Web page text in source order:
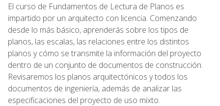
El curso de Fundamentos de Lectura de Planos es
impartido por un arquitecto con licencia. Comenzando
desde lo más básico, aprenderás sobre los tipos de
planos, las escalas, las relaciones entre los distintos
planos y cómo se transmite la información del proyecto
dentro de un conjunto de documentos de construcción.
Revisaremos los planos arquitectónicos y todos los
documentos de ingeniería, además de analizar las
especificaciones del proyecto de uso mixto.